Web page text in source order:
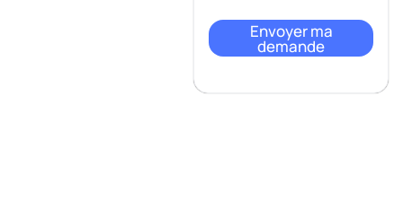
Envoyer ma
demande